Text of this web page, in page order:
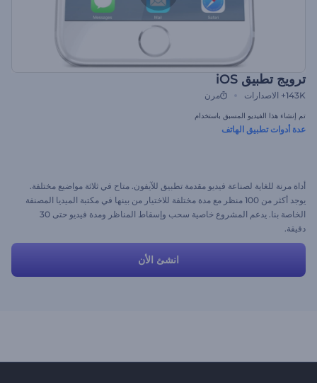
ترويج تطبيق iOS
143K+ الاصدارات مرن
تم إنشاء هذا الفيديو المسبق باستخدام
عدة أدوات تطبيق الهاتف
أداة مرنة للغاية لصناعة فيديو مقدمة تطبيق للآيفون. متاح في ثلاثة مواضيع مختلفة.
يوجد أكثر من 100 منظر مع مدة مختلفة للاختيار من بينها في مكتبة الميديا المصنفة
الخاصة بنا. يدعم المشروع خاصية سحب وإسقاط المناظر ومدة فيديو حتى 30
دقيقة.
انشئ الأن